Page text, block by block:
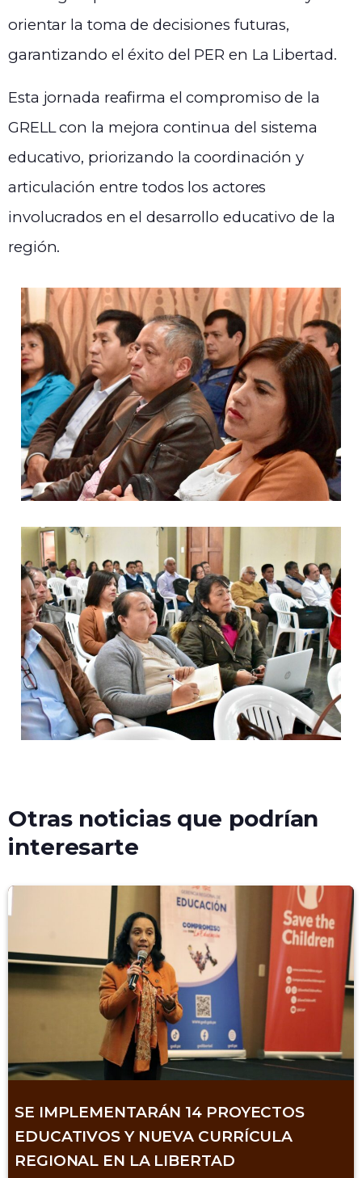
orientar la toma de decisiones futuras,
garantizando el éxito del PER en La Libertad.
Esta jornada reafirma el compromiso de la
GRELL con la mejora continua del sistema
educativo, priorizando la coordinación y
articulación entre todos los actores
involucrados en el desarrollo educativo de la
región.
Otras noticias que podrían
interesarte
SE IMPLEMENTARÁN 14 PROYECTOS
EDUCATIVOS Y NUEVA CURRÍCULA
REGIONAL EN LA LIBERTAD